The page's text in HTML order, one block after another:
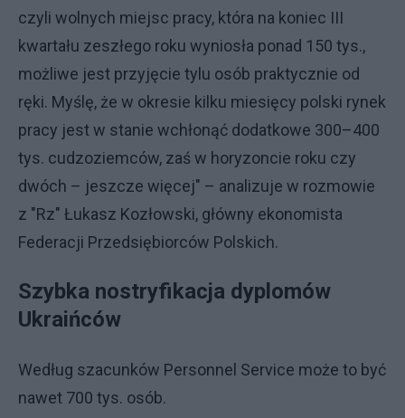
czyli wolnych miejsc pracy, która na koniec III
kwartału zeszłego roku wyniosła ponad 150 tys.,
możliwe jest przyjęcie tylu osób praktycznie od
ręki. Myślę, że w okresie kilku miesięcy polski rynek
pracy jest w stanie wchłonąć dodatkowe 300–400
tys. cudzoziemców, zaś w horyzoncie roku czy
dwóch – jeszcze więcej" – analizuje w rozmowie
z "Rz" Łukasz Kozłowski, główny ekonomista
Federacji Przedsiębiorców Polskich.
Szybka nostryfikacja dyplomów
Ukraińców
Według szacunków Personnel Service może to być
nawet 700 tys. osób.